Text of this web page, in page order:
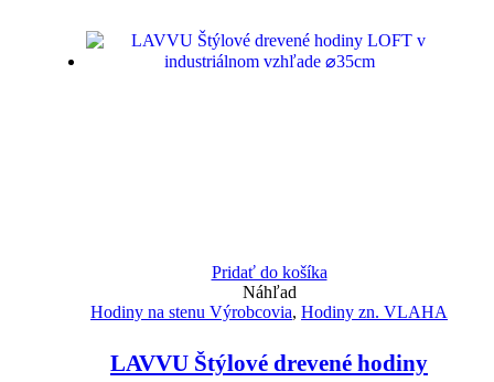
Pridať do košíka
Náhľad
Hodiny na stenu Výrobcovia, Hodiny zn. VLAHA
LAVVU Štýlové drevené hodiny